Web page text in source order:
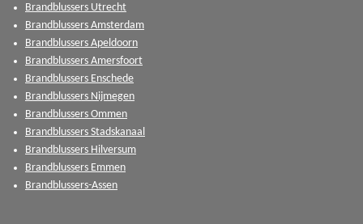
Brandblussers Utrecht
Brandblussers Amsterdam
Brandblussers Apeldoorn
Brandblussers Amersfoort
Brandblussers Enschede
Brandblussers Nijmegen
Brandblussers Ommen
Brandblussers Stadskanaal
Brandblussers Hilversum
Brandblussers Emmen
Brandblussers-Assen